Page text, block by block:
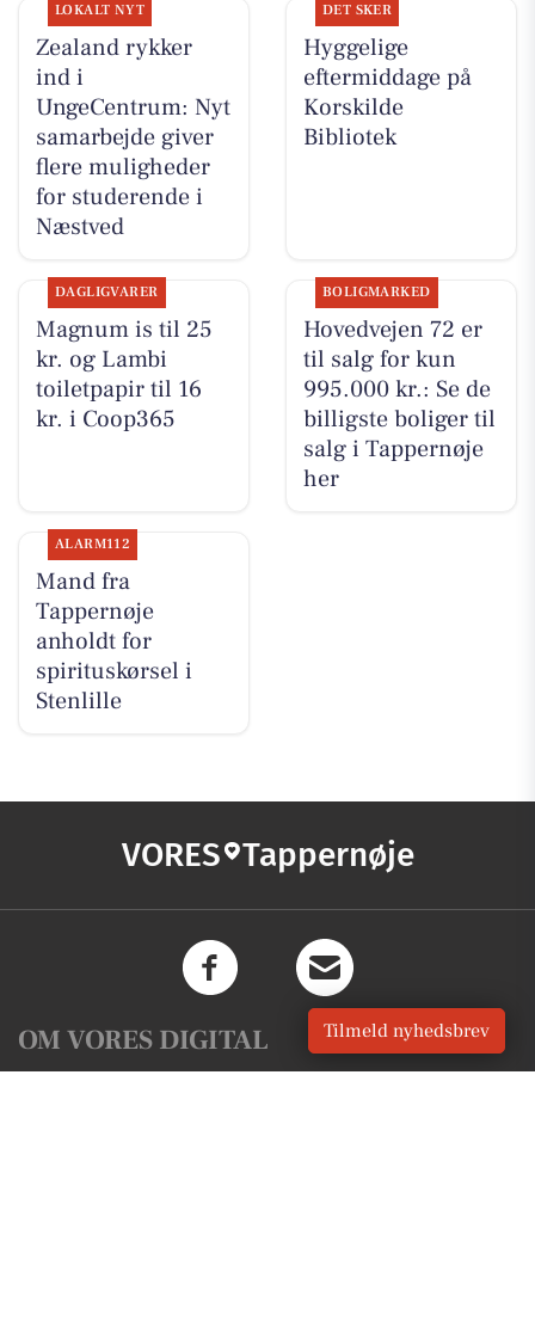
LOKALT NYT
Zealand rykker
ind i
UngeCentrum: Nyt
samarbejde giver
flere muligheder
for studerende i
Næstved
DET SKER
Hyggelige
eftermiddage på
Korskilde
Bibliotek
DAGLIGVARER
Magnum is til 25
kr. og Lambi
toiletpapir til 16
kr. i Coop365
BOLIGMARKED
Hovedvejen 72 er
til salg for kun
995.000 kr.: Se de
billigste boliger til
salg i Tappernøje
her
ALARM112
Mand fra
Tappernøje
anholdt for
spirituskørsel i
Stenlille
VORES Tappernøje
OM VORES DIGITAL Tilmeld nyhedsbrev